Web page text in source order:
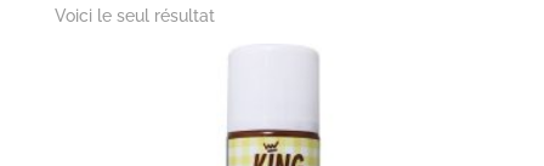
Voici le seul résultat